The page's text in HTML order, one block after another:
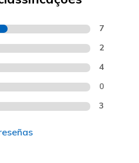
7
2
4
0
3